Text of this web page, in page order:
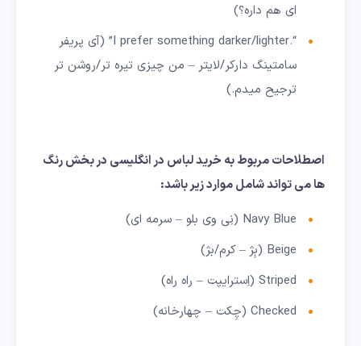
ای هم داره؟)
“.I prefer something darker/lighter” (آی پریفر
سامتینگ دارکر/لایتر – من چیزی تیره تر/روشن تر
ترجیح میدم.)
اصطلاحات مربوط به خرید لباس در انگلیسی در بخش رنگ
ها می تواند شامل موارد زیر باشد:
Navy Blue (نِی وی بلو – سرمه ای)
Beige (بِژ – کرم/بژ)
Striped (اِسترایپت – راه راه)
Checked (چِکت – چهارخانه)